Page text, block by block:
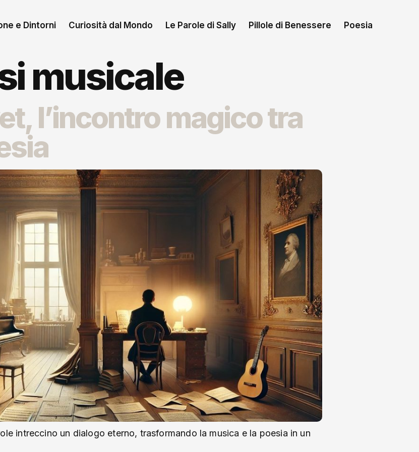
e Dintorni Curiosità dal Mondo Le Parole di Sally Pillole di Benessere Poesia
musicale
l’incontro magico tra
intreccino un dialogo eterno, trasformando la musica e la poesia in un